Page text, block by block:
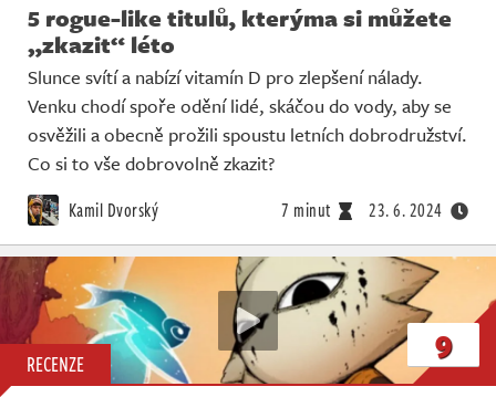
5 rogue-like titulů, kterýma si můžete
„zkazit“ léto
Slunce svítí a nabízí vitamín D pro zlepšení nálady.
Venku chodí spoře odění lidé, skáčou do vody, aby se
osvěžili a obecně prožili spoustu letních dobrodružství.
Co si to vše dobrovolně zkazit?
Kamil Dvorský 7 minut 23. 6. 2024
RECENZE 9